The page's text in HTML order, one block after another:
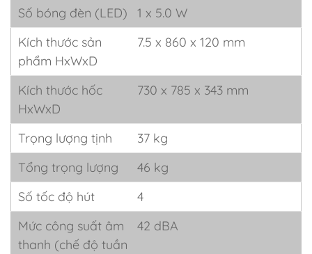
Số bóng đèn (LED)
1 x 5.0 W
Kích thước sản
phẩm HxWxD
7.5 x 860 x 120 mm
Kích thước hốc
HxWxD
730 x 785 x 343 mm
Trọng lượng tịnh
37 kg
Tổng trọng lượng
46 kg
Số tốc độ hút
4
Mức công suất âm
thanh (chế độ tuần
42 dBA